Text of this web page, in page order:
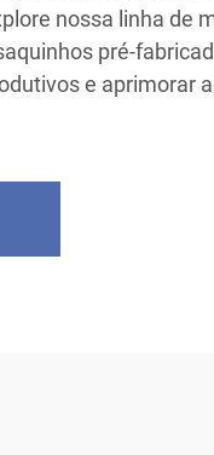
nossa linha de
pré-
e aprimorar